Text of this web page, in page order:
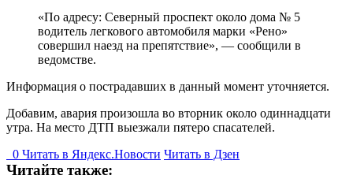
«По адресу: Северный проспект около дома № 5
водитель легкового автомобиля марки «Рено»
совершил наезд на препятствие», — сообщили в
ведомстве.
Информация о пострадавших в данный момент уточняется.
Добавим, авария произошла во вторник около одиннадцати
утра. На место ДТП выезжали пятеро спасателей.
0 Читать в Яндекс.Новости Читать в Дзен
Читайте также: